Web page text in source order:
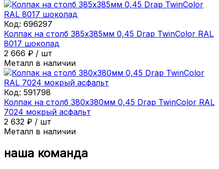
Код: 696297
Колпак на столб 385х385мм 0,45 Drap TwinColor RAL
8017 шоколад
2 666 ₽ / шт
Металл в наличии
Код: 591798
Колпак на столб 380х380мм 0,45 Drap TwinColor RAL
7024 мокрый асфальт
2 632 ₽ / шт
Металл в наличии
наша команда